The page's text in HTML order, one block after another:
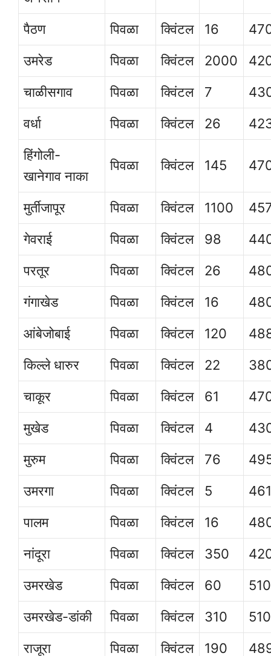
पैठण पिवळा क्विंटल 16
उमरेड
पिवळा क्विंटल 2000
चाळीसगाव
पिवळा क्विंटल 7
वर्धा
पिवळा क्विंटल 26
हिंगोली-
खानेगाव नाका
पिवळा क्विंटल 145
मुर्तीजापूर पिवळा क्विंटल 1100
गेवराई
पिवळा क्विंटल 98
परतूर
पिवळा क्विंटल 26
गंगाखेड
पिवळा क्विंटल 16
आंबेजोबाई
पिवळा क्विंटल 120
किल्ले धारुर
पिवळा क्विंटल 22
चाकूर
पिवळा क्विंटल 61
मुखेड
पिवळा क्विंटल 4
मुरुम
पिवळा क्विंटल 76
उमरगा
पिवळा क्विंटल 5
पालम
पिवळा क्विंटल 16
नांदूरा
पिवळा क्विंटल 350
उमरखेड
पिवळा क्विंटल 60
उमरखेड-डांकी
पिवळा क्विंटल 310
राजूरा
पिवळा क्विंटल 190